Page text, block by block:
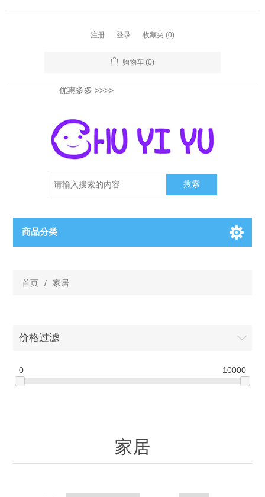
注册 登录 收藏夹 (0)
购物车 (0)
优惠多多>>>>
搜索
商品分类
首页 / 家居
价格过滤
0 10000
家居